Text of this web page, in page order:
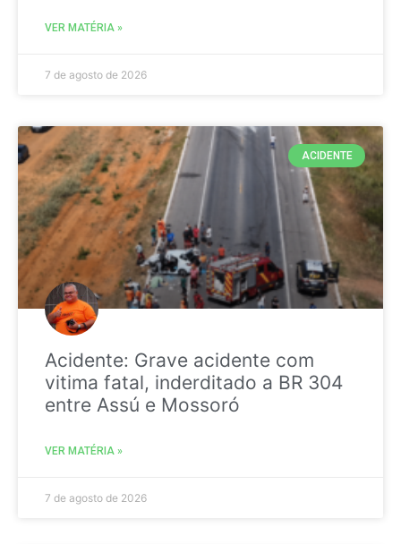
VER MATÉRIA »
7 de agosto de 2026
ACIDENTE
Acidente: Grave acidente com
vitima fatal, inderditado a BR 304
entre Assú e Mossoró
VER MATÉRIA »
7 de agosto de 2026